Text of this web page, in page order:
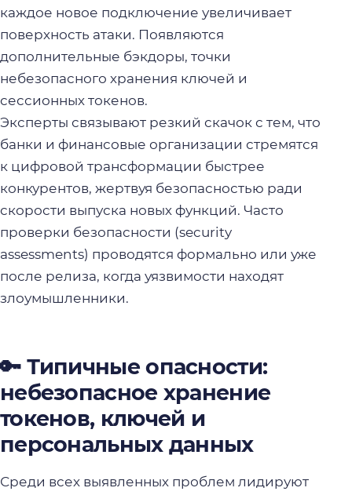
каждое новое подключение увеличивает
поверхность атаки. Появляются
дополнительные бэкдоры, точки
небезопасного хранения ключей и
сессионных токенов.
Эксперты связывают резкий скачок с тем, что
банки и финансовые организации стремятся
к цифровой трансформации быстрее
конкурентов, жертвуя безопасностью ради
скорости выпуска новых функций. Часто
проверки безопасности (security
assessments) проводятся формально или уже
после релиза, когда уязвимости находят
злоумышленники.
🔑 Типичные опасности:
небезопасное хранение
токенов, ключей и
персональных данных
Среди всех выявленных проблем лидируют